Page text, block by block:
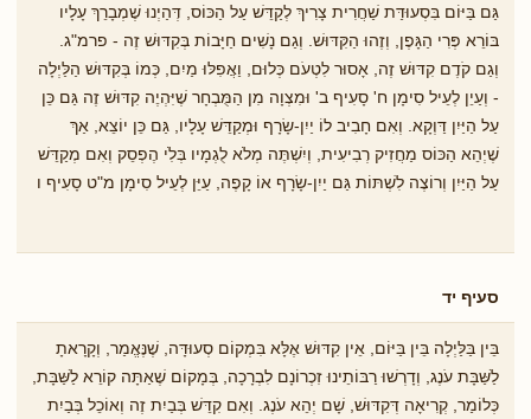
גַּם בַּיּוֹם בִּסְעוּדַּת שַׁחֲרִית צָרִיךְ לְקַדֵּשׁ עַל הַכּוֹס, דְּהַיְנוּ שֶׁמְבָרֵךְ עָלָיו
בּוֹרֵא פְּרִי הַגָּפֶן, וְזֶהוּ הַקִּדּוּשׁ. וְגַם נָשִׁים חַיָּבוֹת בְּקִדּוּשׁ זֶה - פרמ"ג.
וְגַם קֹדֶם קִדּוּשׁ זֶה, אָסוּר לִטְעֹם כְּלוּם, וַאֲפִלּוּ מַיִם, כְּמוֹ בְּקִדּוּשׁ הַלַּיְלָה
- וְעַיֵן לְעֵיל סִימָן ח' סָעִיף ב' וּמִצְוָה מִן הַמֻּבְחָר שֶׁיִּהְיֶה קִדּוּשׁ זֶה גַּם כֵּן
עַל הַיַּיִן דַּוְקָא. וְאִם חָבִיב לוֹ יַיִן-שָׂרָף וּמְקַדֵּשׁ עָלָיו, גַּם כֵּן יוֹצֵא, אַךְ
שֶׁיְהֵא הַכּוֹס מַחֲזִיק רְבִיעִית, וְיִשְׁתֶּה מְלֹא לֻגְמָיו בְּלִֹי הֶפְסֵק וְאִם מְקַדֵּשׁ
עַל הַיַּיִן וְרוֹצֶה לִשְׁתּוֹת גַּם יַיִן-שָׂרָף אוֹ קָפֶה, עַיֵּן לְעֵיל סִימָן מ"ט סָעִיף ו
סעיף יד
בֵּין בַּלַּיְלָה בֵּין בַּיּוֹם, אֵין קִדּוּשׁ אֶלָּא בִּמְקוֹם סְעוּדָּה, שֶׁנֶּאֱמַר, וְקָרָאתָ
לַשַּׁבָּת עֹנֶג, וְדָרְשׁוּ רַבּוֹתֵינוּ זִכְרוֹנָם לִבְרָכָה, בְּמָקוֹם שֶׁאַתָּה קוֹרֵא לַשַּׁבָּת,
כְּלוֹמַר, קְרִיאָה דְּקִדּוּשׁ, שָׁם יְהֵא עֹנֶג. וְאִם קִדֵּשׁ בְּבַיִת זֶה וְאוֹכֵל בְּבַיִת